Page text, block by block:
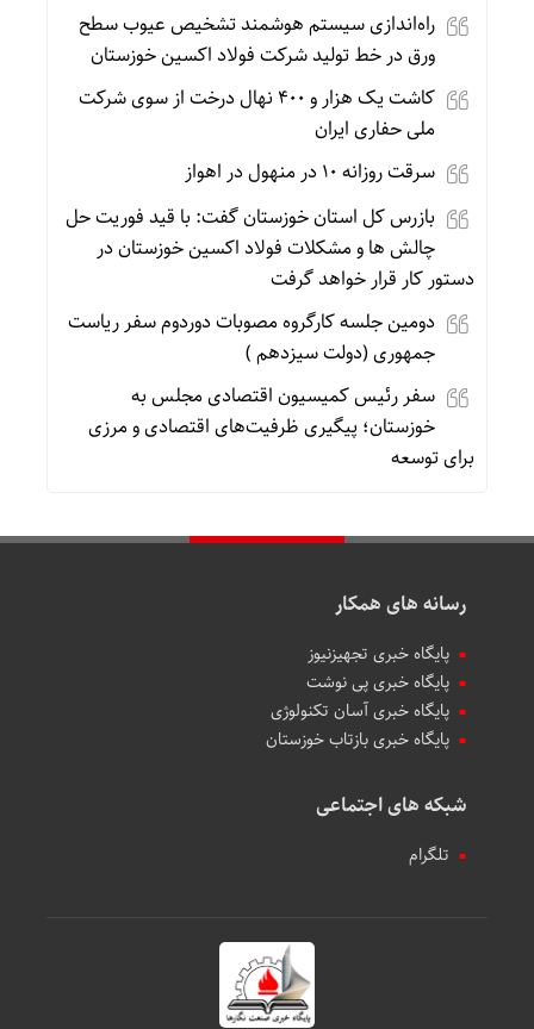
راه‌اندازی سیستم هوشمند تشخیص عیوب سطح
ورق در خط تولید شرکت فولاد اکسین خوزستان
کاشت یک هزار و ۴۰۰ نهال درخت از سوی شرکت
ملی حفاری ایران
سرقت روزانه ۱۰ در منهول در اهواز
بازرس کل استان خوزستان گفت: با قید فوریت حل
چالش ها و مشکلات فولاد اکسین خوزستان در
دستور کار قرار خواهد گرفت
دومین جلسه کارگروه مصوبات دوردوم سفر ریاست
جمهوری (دولت سیزدهم )
سفر رئیس کمیسیون اقتصادی مجلس به
خوزستان؛ پیگیری ظرفیت‌های اقتصادی و مرزی
برای توسعه
رسانه های همکار
پایگاه خبری تجهیزنیوز
پایگاه خبری پی نوشت
پایگاه خبری آسان تکنولوژی
پایگاه خبری بازتاب خوزستان
شبکه های اجتماعی
تلگرام